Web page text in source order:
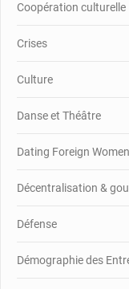
Coopération culturelle
Crises
Culture
Danse et Théâtre
Dating Foreign Women
Décentralisation &
Défense
Démographie des